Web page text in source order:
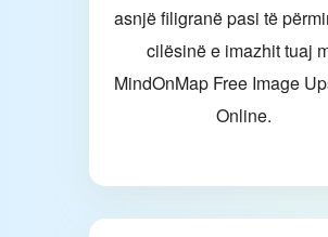
asnjë filigranë pasi të
cilësinë e imazhit tuaj
MindOnMap Free Image
Online.